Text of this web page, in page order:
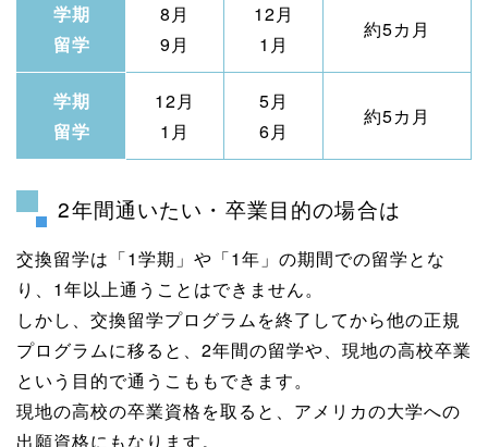
学期
留学
8月
9月
12月
1月
約5カ月
学期
留学
12月
1月
5月
6月
約5カ月
2年間通いたい・卒業目的の場合は
交換留学は「1学期」や「1年」の期間での留学とな
り、1年以上通うことはできません。
しかし、交換留学プログラムを終了してから他の正規
プログラムに移ると、2年間の留学や、現地の高校卒業
という目的で通うこももできます。
現地の高校の卒業資格を取ると、アメリカの大学への
出願資格にもなります。